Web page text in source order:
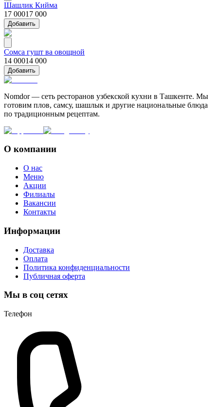
Шашлик Кийма
17 00017 000
Добавить
Сомса гушт ва овощной
14 00014 000
Добавить
Nomdor — сеть ресторанов узбекской кухни в Ташкенте. Мы
готовим плов, самсу, шашлык и другие национальные блюда
по традиционным рецептам.
О компании
О нас
Меню
Акции
Филиалы
Вакансии
Контакты
Информации
Доставка
Оплата
Политика конфиденциальности
Публичная оферта
Мы в соц сетях
Телефон